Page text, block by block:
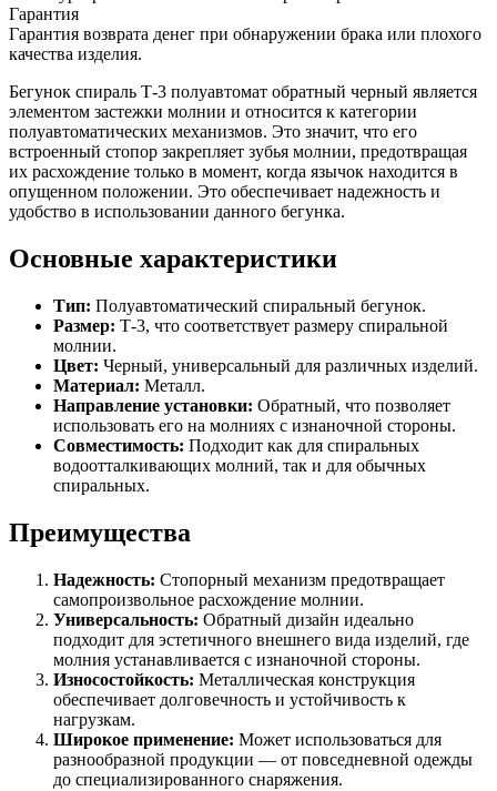
Гарантия
Гарантия возврата денег при обнаружении брака или плохого
качества изделия.
Бегунок спираль Т-3 полуавтомат обратный черный является
элементом застежки молнии и относится к категории
полуавтоматических механизмов. Это значит, что его
встроенный стопор закрепляет зубья молнии, предотвращая
их расхождение только в момент, когда язычок находится в
опущенном положении. Это обеспечивает надежность и
удобство в использовании данного бегунка.
Основные характеристики
Тип: Полуавтоматический спиральный бегунок.
Размер: Т-3, что соответствует размеру спиральной
молнии.
Цвет: Черный, универсальный для различных изделий.
Материал: Металл.
Направление установки: Обратный, что позволяет
использовать его на молниях с изнаночной стороны.
Совместимость: Подходит как для спиральных
водоотталкивающих молний, так и для обычных
спиральных.
Преимущества
Надежность: Стопорный механизм предотвращает
самопроизвольное расхождение молнии.
Универсальность: Обратный дизайн идеально
подходит для эстетичного внешнего вида изделий, где
молния устанавливается с изнаночной стороны.
Износостойкость: Металлическая конструкция
обеспечивает долговечность и устойчивость к
нагрузкам.
Широкое применение: Может использоваться для
разнообразной продукции — от повседневной одежды
до специализированного снаряжения.